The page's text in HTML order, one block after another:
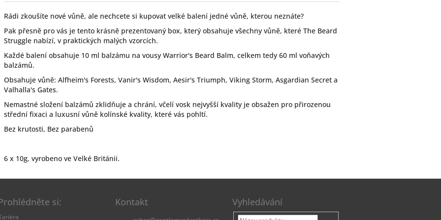
Rádi zkoušíte nové vůně, ale nechcete si kupovat velké balení jedné vůně, kterou neznáte?
Pak přesně pro vás je tento krásně prezentovaný box, který obsahuje všechny vůně, které The Beard
Struggle nabízí, v praktických malých vzorcích.
Každé balení obsahuje 10 ml balzámu na vousy Warrior's Beard Balm, celkem tedy 60 ml voňavých
balzámů.
Obsahuje vůně: Alfheim's Forests, Vanir's Wisdom, Aesir's Triumph, Viking Storm, Asgardian Secret a
Valhalla's Gates.
Nemastné složení balzámů zklidňuje a chrání, včelí vosk nejvyšší kvality je obsažen pro přirozenou
střední fixaci a luxusní vůně kolínské kvality, které vás pohltí.
Bez krutosti, Bez parabenů
6 x 10g, vyrobeno ve Velké Británii.
si: Kontakt Vyhledávání